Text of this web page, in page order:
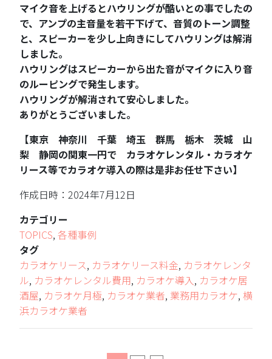
マイク音を上げるとハウリングが酷いとの事でしたの
で、アンプの主音量を若干下げて、音質のトーン調整
と、スピーカーを少し上向きにしてハウリングは解消
しました。
ハウリングはスピーカーから出た音がマイクに入り音
のルーピングで発生します。
ハウリングが解消されて安心しました。
ありがとうございました。
【東京 神奈川 千葉 埼玉 群馬 栃木 茨城 山
梨 静岡の関東一円で カラオケレンタル・カラオケ
リース等でカラオケ導入の際は是非お任せ下さい】
作成日時：2024年7月12日
カテゴリー
TOPICS, 各種事例
タグ
カラオケリース, カラオケリース料金, カラオケレンタ
ル, カラオケレンタル費用, カラオケ導入, カラオケ居
酒屋, カラオケ月極, カラオケ業者, 業務用カラオケ, 横
浜カラオケ業者